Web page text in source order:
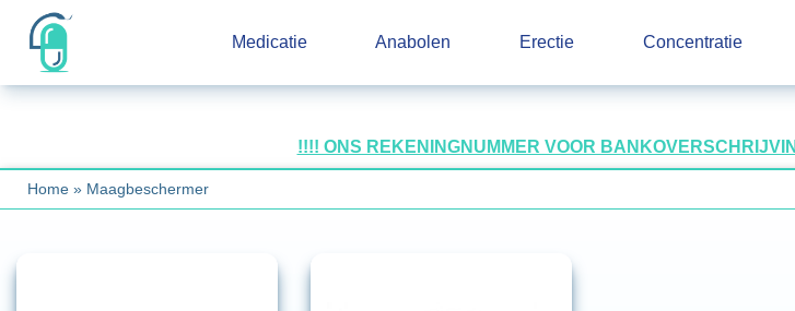
Medicatie Anabolen Erectie Concentratie
!!!! ONS REKENINGNUMMER VOOR
Home » Maagbeschermer